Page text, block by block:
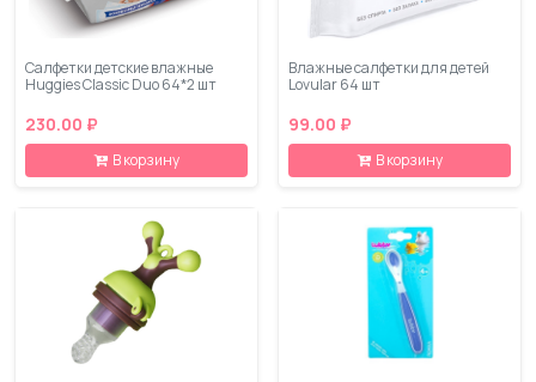
Салфетки детские влажные
Huggies Classic Duo 64*2 шт
230.00 ₽
В корзину
Влажные салфетки для детей
Lovular 64 шт
99.00 ₽
В корзину